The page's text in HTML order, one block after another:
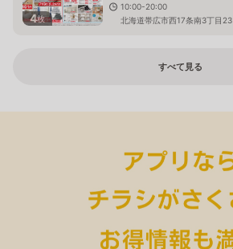
4枚
10:00-20:00
北海道帯広市西17条南3丁目23
すべて見る